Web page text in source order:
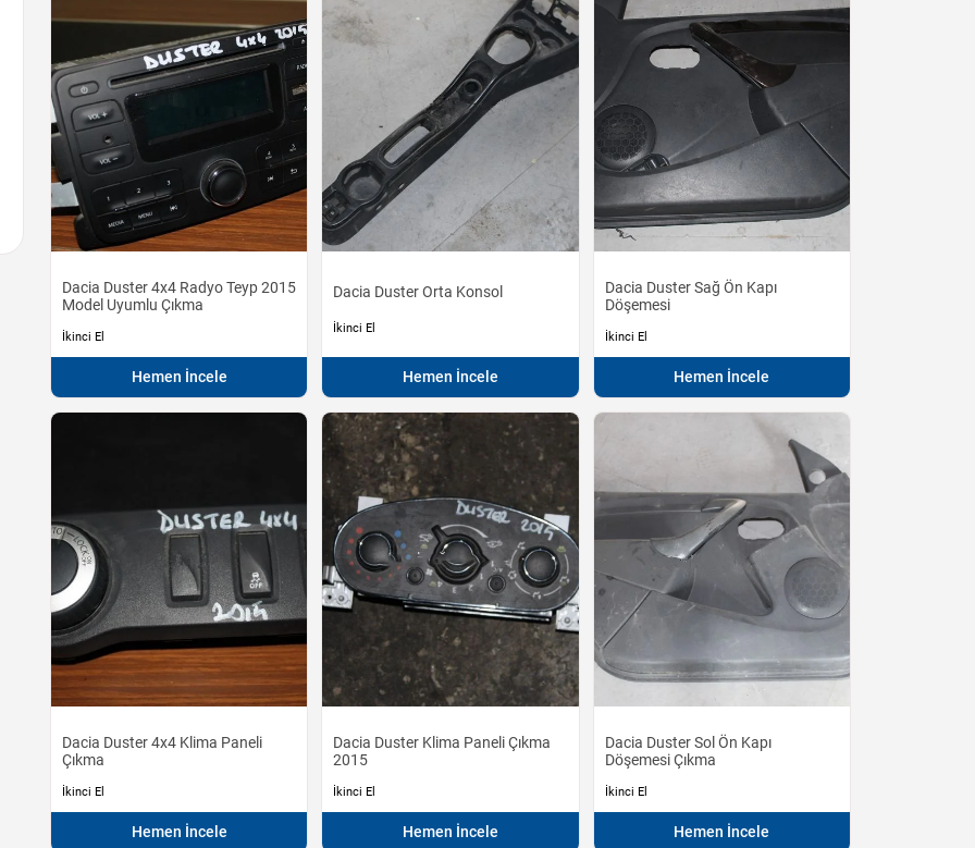
Dacia Duster 4x4 Radyo Teyp 2015
Model Uyumlu Çıkma
İkinci El
Hemen İncele
Dacia Duster Orta Konsol
İkinci El
Hemen İncele
Dacia Duster Sağ Ön Kapı
Döşemesi
İkinci El
Hemen İncele
Dacia Duster 4x4 Klima Paneli
Çıkma
İkinci El
Hemen İncele
Dacia Duster Klima Paneli Çıkma
2015
İkinci El
Hemen İncele
Dacia Duster Sol Ön Kapı
Döşemesi Çıkma
İkinci El
Hemen İncele